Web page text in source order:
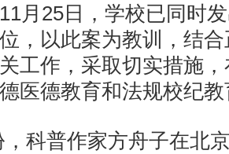
月25日，学校已同时
，以此案为教训，结
工作，采取切实措施
医德教育和法规校纪
科普作家方舟子在北